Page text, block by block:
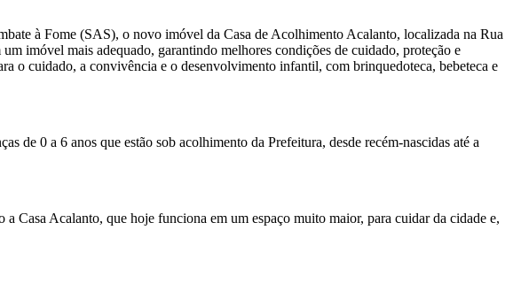
à Fome (SAS), o novo imóvel da Casa de Acolhimento Acalanto, localizada na Rua
imóvel mais adequado, garantindo melhores condições de cuidado, proteção e
o cuidado, a convivência e o desenvolvimento infantil, com brinquedoteca, bebeteca e
de 0 a 6 anos que estão sob acolhimento da Prefeitura, desde recém-nascidas até a
Casa Acalanto, que hoje funciona em um espaço muito maior, para cuidar da cidade e,